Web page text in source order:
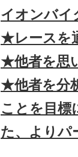
イオンバイ
★レースを
★他者を思
★他者を分
ことを目標
た、よりパ